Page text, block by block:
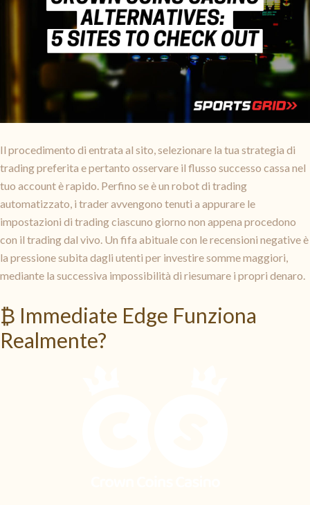
Il procedimento di entrata al sito, selezionare la tua strategia di
trading preferita e pertanto osservare il flusso successo cassa nel
tuo account è rapido. Perfino se è un robot di trading
automatizzato, i trader avvengono tenuti a appurare le
impostazioni di trading ciascuno giorno non appena procedono
con il trading dal vivo. Un fifa abituale con le recensioni negative è
la pressione subita dagli utenti per investire somme maggiori,
mediante la successiva impossibilità di riesumare i propri denaro.
₿ Immediate Edge Funziona
Realmente?